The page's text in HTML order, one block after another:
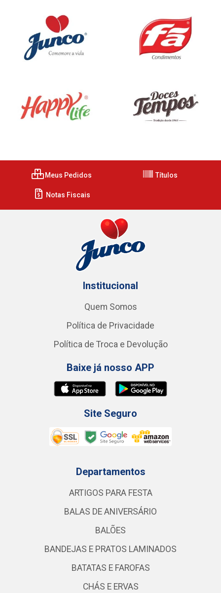
Meus Pedidos Títulos
Notas Fiscais
Institucional
Quem Somos
Política de Privacidade
Política de Troca e Devolução
Baixe já nosso APP
Site Seguro
Departamentos
ARTIGOS PARA FESTA
BALAS DE ANIVERSÁRIO
BALÕES
BANDEJAS E PRATOS LAMINADOS
BATATAS E FAROFAS
CHÁS E ERVAS